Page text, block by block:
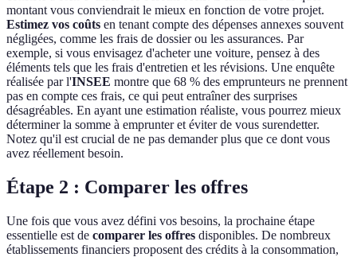
montant vous conviendrait le mieux en fonction de votre projet.
Estimez vos coûts en tenant compte des dépenses annexes souvent
négligées, comme les frais de dossier ou les assurances. Par
exemple, si vous envisagez d'acheter une voiture, pensez à des
éléments tels que les frais d'entretien et les révisions. Une enquête
réalisée par l'INSEE montre que 68 % des emprunteurs ne prennent
pas en compte ces frais, ce qui peut entraîner des surprises
désagréables. En ayant une estimation réaliste, vous pourrez mieux
déterminer la somme à emprunter et éviter de vous surendetter.
Notez qu'il est crucial de ne pas demander plus que ce dont vous
avez réellement besoin.
Étape 2 : Comparer les offres
Une fois que vous avez défini vos besoins, la prochaine étape
essentielle est de comparer les offres disponibles. De nombreux
établissements financiers proposent des crédits à la consommation,